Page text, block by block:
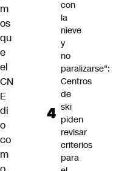
m
os
qu
e
el
CN
E
di
o
co
m
con
la
nieve
y
no
paralizarse":
Centros
de
ski
piden
revisar
criterios
para